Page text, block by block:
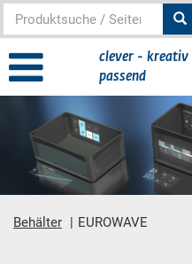
clever -
passend
Behälter EUROWAVE